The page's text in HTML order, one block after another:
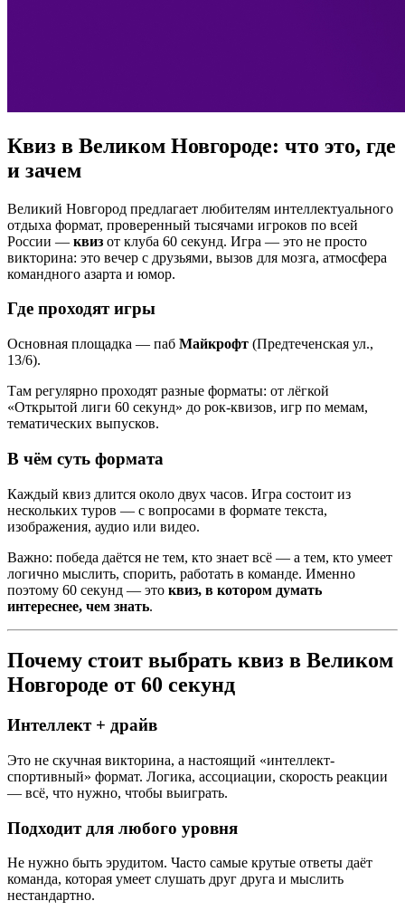
Квиз в Великом Новгороде: что это, где
и зачем
Великий Новгород предлагает любителям интеллектуального
отдыха формат, проверенный тысячами игроков по всей
России — квиз от клуба 60 секунд. Игра — это не просто
викторина: это вечер с друзьями, вызов для мозга, атмосфера
командного азарта и юмор.
Где проходят игры
Основная площадка — паб Майкрофт (Предтеченская ул.,
13/6).
Там регулярно проходят разные форматы: от лёгкой
«Открытой лиги 60 секунд» до рок-квизов, игр по мемам,
тематических выпусков.
В чём суть формата
Каждый квиз длится около двух часов. Игра состоит из
нескольких туров — с вопросами в формате текста,
изображения, аудио или видео.
Важно: победа даётся не тем, кто знает всё — а тем, кто умеет
логично мыслить, спорить, работать в команде. Именно
поэтому 60 секунд — это квиз, в котором думать
интереснее, чем знать.
Почему стоит выбрать квиз в Великом
Новгороде от 60 секунд
Интеллект + драйв
Это не скучная викторина, а настоящий «интеллект-
спортивный» формат. Логика, ассоциации, скорость реакции
— всё, что нужно, чтобы выиграть.
Подходит для любого уровня
Не нужно быть эрудитом. Часто самые крутые ответы даёт
команда, которая умеет слушать друг друга и мыслить
нестандартно.